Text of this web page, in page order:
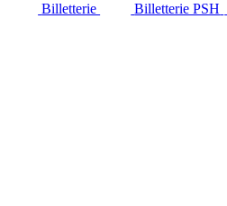
Billetterie Billetterie PSH